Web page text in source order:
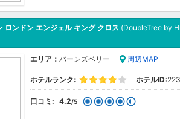
ロンドン エンジェル キング クロス (DoubleTree by
エリア： バーンズベリー 周辺MAP
ホテルランク: ホテルID:
口コミ: 4.2/5